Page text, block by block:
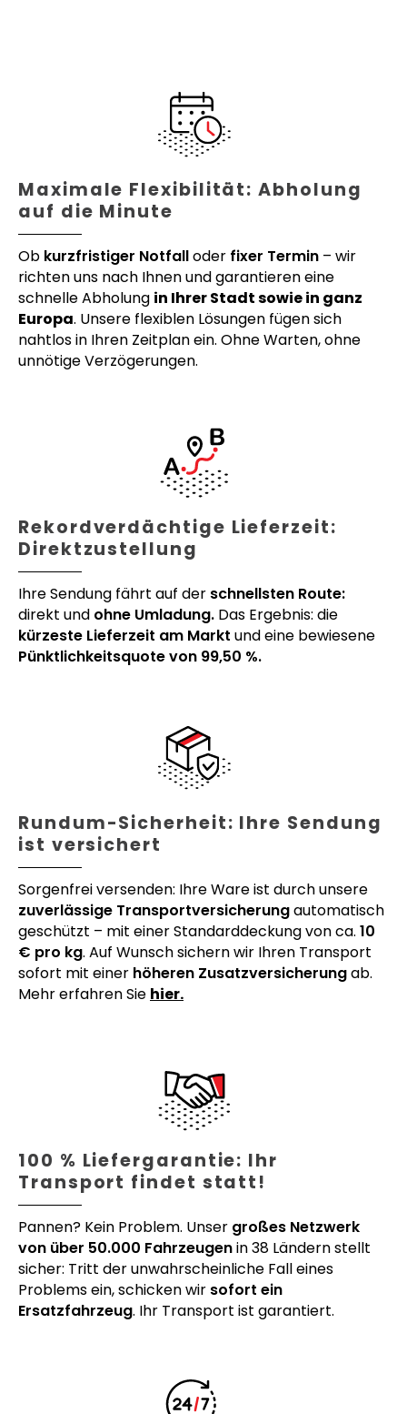
Maximale Flexibilität: Abholung
auf die Minute
Ob kurzfristiger Notfalloder fixer Termin – wir
richten uns nach Ihnen und garantieren eine
schnelle Abholung in Ihrer Stadt sowie in ganz
Europa. Unsere flexiblen Lösungen fügen sich
nahtlos in Ihren Zeitplan ein. Ohne Warten, ohne
unnötige Verzögerungen.
Rekordverdächtige Lieferzeit:
Direktzustellung
Ihre Sendung fährt auf der schnellsten Route:
direkt und ohne Umladung. Das Ergebnis: die
kürzeste Lieferzeit am Markt und eine bewiesene
Pünktlichkeitsquote von 99,50 %.
Rundum-Sicherheit: Ihre Sendung
ist versichert
Sorgenfrei versenden: Ihre Ware ist durch unsere
zuverlässige Transportversicherungautomatisch
geschützt – mit einer Standarddeckung von ca. 10
€ pro kg. Auf Wunsch sichern wir Ihren Transport
sofort mit einer höheren Zusatzversicherungab.
Mehr erfahren Sie hier.
100 % Liefergarantie: Ihr
Transport findet statt!
Pannen? Kein Problem. Unser großes Netzwerk
von über 50.000 Fahrzeugenin 38 Ländern stellt
sicher: Tritt der unwahrscheinliche Fall eines
Problems ein, schicken wir sofort ein
Ersatzfahrzeug. Ihr Transport ist garantiert.